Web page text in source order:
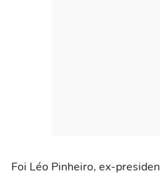
Foi Léo Pinheiro, ex-